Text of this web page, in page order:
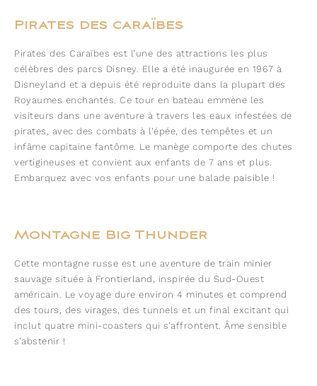
Pirates des caraïbes
Pirates des Caraïbes est l’une des attractions les plus
célèbres des parcs Disney. Elle a été inaugurée en 1967 à
Disneyland et a depuis été reproduite dans la plupart des
Royaumes enchantés. Ce tour en bateau emmène les
visiteurs dans une aventure à travers les eaux infestées de
pirates, avec des combats à l’épée, des tempêtes et un
infâme capitaine fantôme. Le manège comporte des chutes
vertigineuses et convient aux enfants de 7 ans et plus.
Embarquez avec vos enfants pour une balade paisible !
Montagne Big Thunder
Cette montagne russe est une aventure de train minier
sauvage située à Frontierland, inspirée du Sud-Ouest
américain. Le voyage dure environ 4 minutes et comprend
des tours, des virages, des tunnels et un final excitant qui
inclut quatre mini-coasters qui s’affrontent. Âme sensible
s’abstenir !